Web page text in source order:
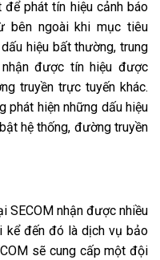
phát tín hiệu cảnh báo
bên ngoài khi mục tiêu
hiệu bất thường, trung
được tín hiệu được
truyền trực tuyến khác.
phát hiện những dấu hiệu
hệ thống, đường truyền
SECOM nhận được nhiều
kể đến đó là dịch vụ bảo
sẽ cung cấp một đội